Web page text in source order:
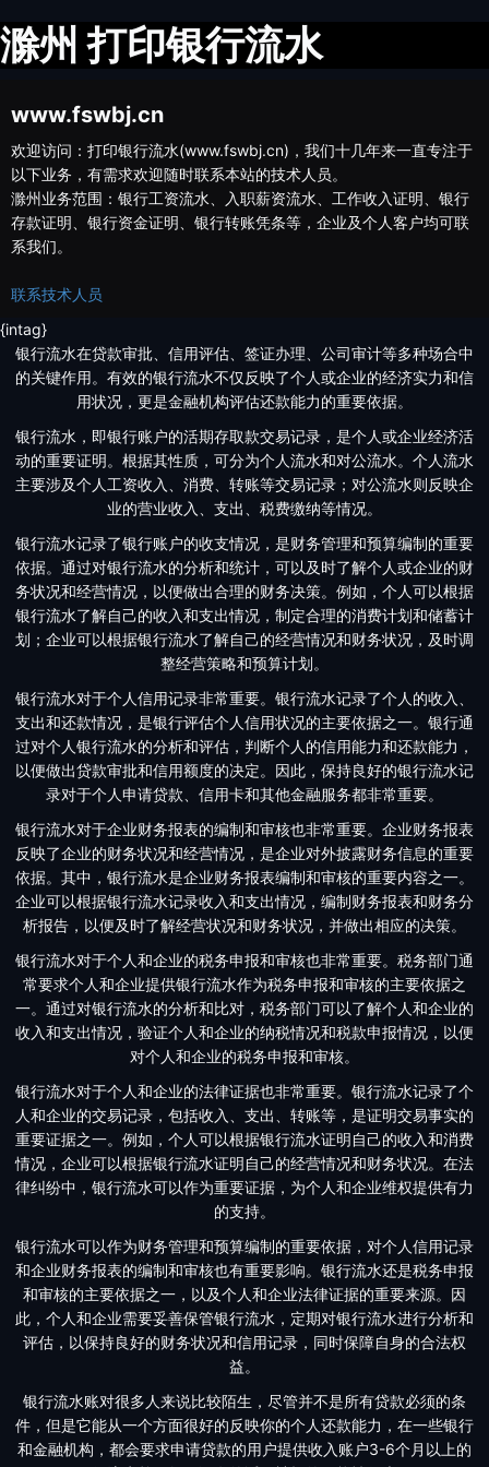
滁州 打印银行流水
www.fswbj.cn
欢迎访问：打印银行流水(www.fswbj.cn)，我们十几年来一直专注于
以下业务，有需求欢迎随时联系本站的技术人员。
滁州业务范围：银行工资流水、入职薪资流水、工作收入证明、银行
存款证明、银行资金证明、银行转账凭条等，企业及个人客户均可联
系我们。
联系技术人员
{intag}
银行流水在贷款审批、信用评估、签证办理、公司审计等多种场合中
的关键作用。有效的银行流水不仅反映了个人或企业的经济实力和信
用状况，更是金融机构评估还款能力的重要依据。
银行流水，即银行账户的活期存取款交易记录，是个人或企业经济活
动的重要证明。根据其性质，可分为个人流水和对公流水。个人流水
主要涉及个人工资收入、消费、转账等交易记录；对公流水则反映企
业的营业收入、支出、税费缴纳等情况。
银行流水记录了银行账户的收支情况，是财务管理和预算编制的重要
依据。通过对银行流水的分析和统计，可以及时了解个人或企业的财
务状况和经营情况，以便做出合理的财务决策。例如，个人可以根据
银行流水了解自己的收入和支出情况，制定合理的消费计划和储蓄计
划；企业可以根据银行流水了解自己的经营情况和财务状况，及时调
整经营策略和预算计划。
银行流水对于个人信用记录非常重要。银行流水记录了个人的收入、
支出和还款情况，是银行评估个人信用状况的主要依据之一。银行通
过对个人银行流水的分析和评估，判断个人的信用能力和还款能力，
以便做出贷款审批和信用额度的决定。因此，保持良好的银行流水记
录对于个人申请贷款、信用卡和其他金融服务都非常重要。
银行流水对于企业财务报表的编制和审核也非常重要。企业财务报表
反映了企业的财务状况和经营情况，是企业对外披露财务信息的重要
依据。其中，银行流水是企业财务报表编制和审核的重要内容之一。
企业可以根据银行流水记录收入和支出情况，编制财务报表和财务分
析报告，以便及时了解经营状况和财务状况，并做出相应的决策。
银行流水对于个人和企业的税务申报和审核也非常重要。税务部门通
常要求个人和企业提供银行流水作为税务申报和审核的主要依据之
一。通过对银行流水的分析和比对，税务部门可以了解个人和企业的
收入和支出情况，验证个人和企业的纳税情况和税款申报情况，以便
对个人和企业的税务申报和审核。
银行流水对于个人和企业的法律证据也非常重要。银行流水记录了个
人和企业的交易记录，包括收入、支出、转账等，是证明交易事实的
重要证据之一。例如，个人可以根据银行流水证明自己的收入和消费
情况，企业可以根据银行流水证明自己的经营情况和财务状况。在法
律纠纷中，银行流水可以作为重要证据，为个人和企业维权提供有力
的支持。
银行流水可以作为财务管理和预算编制的重要依据，对个人信用记录
和企业财务报表的编制和审核也有重要影响。银行流水还是税务申报
和审核的主要依据之一，以及个人和企业法律证据的重要来源。因
此，个人和企业需要妥善保管银行流水，定期对银行流水进行分析和
评估，以保持良好的财务状况和信用记录，同时保障自身的合法权
益。
银行流水账对很多人来说比较陌生，尽管并不是所有贷款必须的条
件，但是它能从一个方面很好的反映你的个人还款能力，在一些银行
和金融机构，都会要求申请贷款的用户提供收入账户3-6个月以上的